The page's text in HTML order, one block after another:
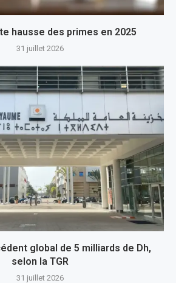
hausse des primes en 2025
31 juillet 2026
global de 5 milliards de Dh,
selon la TGR
31 juillet 2026